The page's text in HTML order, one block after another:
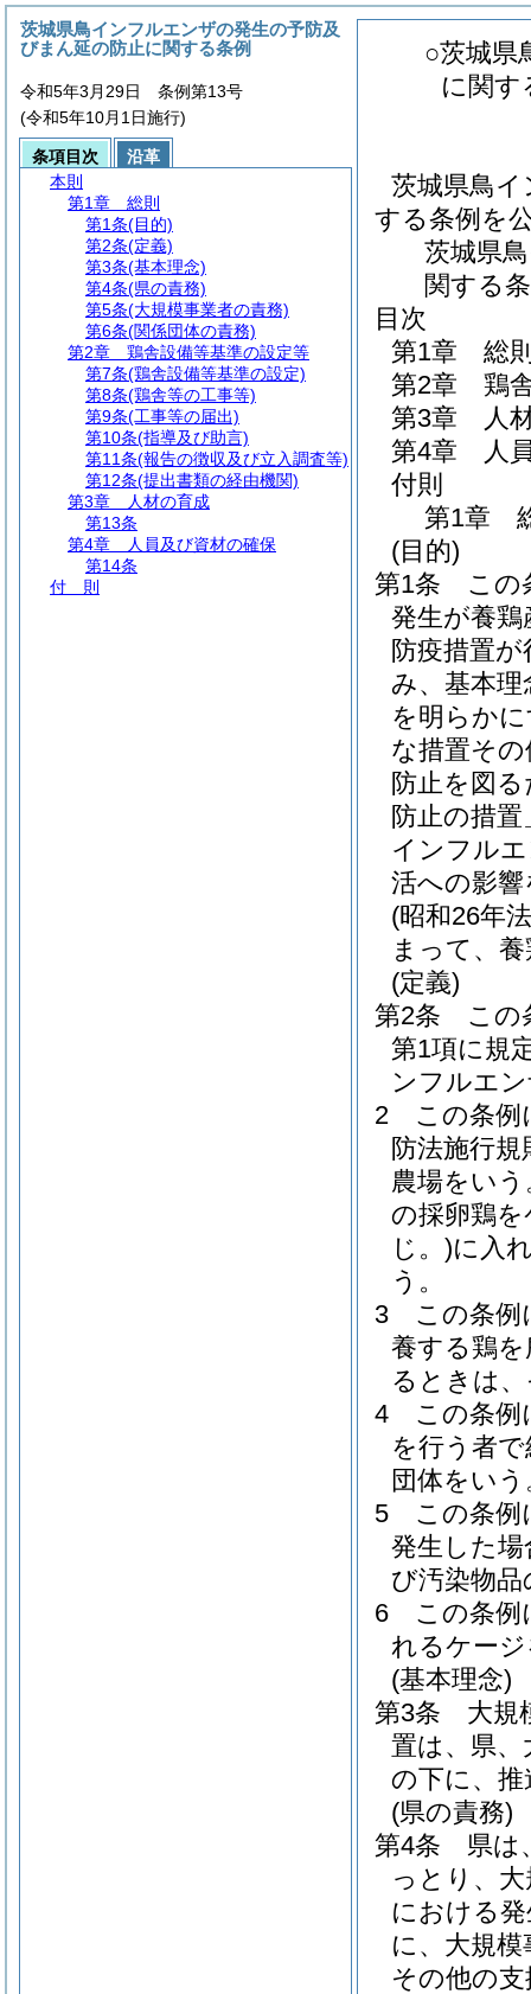
○茨城県
に関す
茨城県鳥
する条例を
茨城県
関する
目次
第1章
総
第2章
鶏
第3章
人
第4章
人
付則
第1章
(目的)
第1条
この
発生が養
防疫措置
み、基本
を明らか
な措置そ
防止を図
防止の措
インフル
活への影
(昭和26年
まって、
(定義)
第2条
この
第1項に規
ンフルエ
2
この条例
防法施行規
農場をい
の採卵鶏
じ。)に入
う。
3
この条例
養する鶏
るときは
4
この条例
を行う者
団体をいう
5
この条
発生した
び汚染物
6
この条例
れるケー
(基本理念)
第3条
大規
置は、県、
の下に、
(県の責務)
第4条
県は
っとり、
における
に、大規
その他の
茨城県鳥インフルエンザの発生の予防及
びまん延の防止に関する条例
令和5年3月29日 条例第13号
(令和5年10月1日施行)
条項目次
沿革
本則
第1章
総則
第1条(目的)
第2条(定義)
第3条(基本理念)
第4条(県の責務)
第5条(大規模事業者の責務)
第6条(関係団体の責務)
第2章
鶏舎設備等基準の設定等
第7条(鶏舎設備等基準の設定)
第8条(鶏舎等の工事等)
第9条(工事等の届出)
第10条(指導及び助言)
第11条(報告の徴収及び立入調査等)
第12条(提出書類の経由機関)
第3章
人材の育成
第13条
第4章
人員及び資材の確保
第14条
付 則